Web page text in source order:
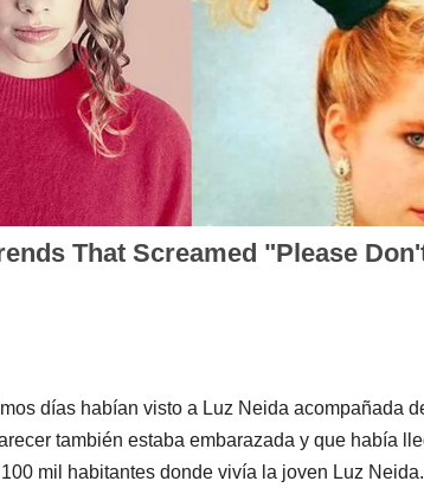
días habían visto a Luz Neida acompañada
también estaba embarazada y que había
mil habitantes donde vivía la joven Luz Neida.